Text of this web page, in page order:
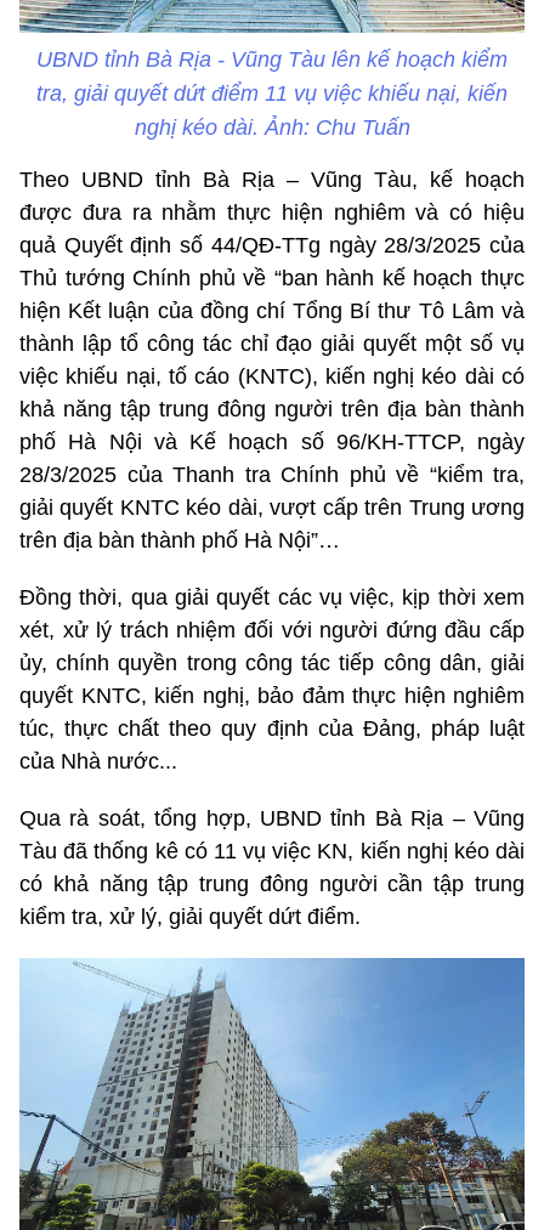
UBND tỉnh Bà Rịa - Vũng Tàu lên kế hoạch kiểm
tra, giải quyết dứt điểm 11 vụ việc khiếu nại, kiến
nghị kéo dài. Ảnh: Chu Tuấn
Theo UBND tỉnh Bà Rịa – Vũng Tàu, kế hoạch
được đưa ra nhằm thực hiện nghiêm và có hiệu
quả Quyết định số 44/QĐ-TTg ngày 28/3/2025 của
Thủ tướng Chính phủ về “ban hành kế hoạch thực
hiện Kết luận của đồng chí Tổng Bí thư Tô Lâm và
thành lập tổ công tác chỉ đạo giải quyết một số vụ
việc khiếu nại, tố cáo (KNTC), kiến nghị kéo dài có
khả năng tập trung đông người trên địa bàn thành
phố Hà Nội và Kế hoạch số 96/KH-TTCP, ngày
28/3/2025 của Thanh tra Chính phủ về “kiểm tra,
giải quyết KNTC kéo dài, vượt cấp trên Trung ương
trên địa bàn thành phố Hà Nội”…
Đồng thời, qua giải quyết các vụ việc, kịp thời xem
xét, xử lý trách nhiệm đối với người đứng đầu cấp
ủy, chính quyền trong công tác tiếp công dân, giải
quyết KNTC, kiến nghị, bảo đảm thực hiện nghiêm
túc, thực chất theo quy định của Đảng, pháp luật
của Nhà nước...
Qua rà soát, tổng hợp, UBND tỉnh Bà Rịa – Vũng
Tàu đã thống kê có 11 vụ việc KN, kiến nghị kéo dài
có khả năng tập trung đông người cần tập trung
kiểm tra, xử lý, giải quyết dứt điểm.